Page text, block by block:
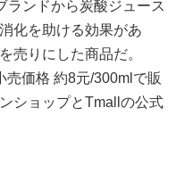
ランドから炭酸ジュース
化を助ける効果があ
売りにした商品だ。
価格 約8元/300mlで販
ショップとTmallの公式